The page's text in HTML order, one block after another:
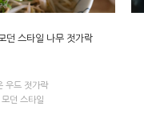
던 스타일 나무 젓가락
우드 젓가락
던 스타일